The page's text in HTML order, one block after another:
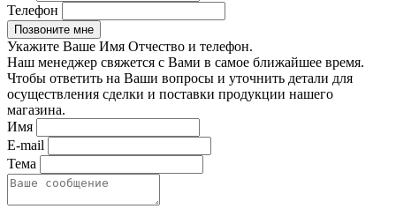
Телефон
Укажите Ваше Имя Отчество и телефон.
Наш менеджер свяжется с Вами в самое ближайшее время.
Чтобы ответить на Ваши вопросы и уточнить детали для
осуществления сделки и поставки продукции нашего
магазина.
Имя
E-mail
Тема